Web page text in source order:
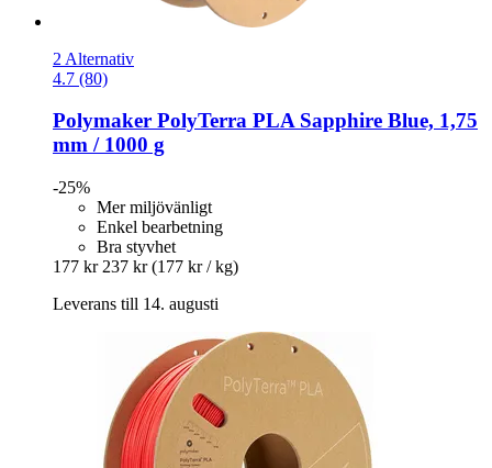
2 Alternativ
4.7 (80)
Polymaker PolyTerra PLA Sapphire Blue, 1,75
mm / 1000 g
-25%
Mer miljövänligt
Enkel bearbetning
Bra styvhet
177 kr 237 kr (177 kr / kg)
Leverans till 14. augusti